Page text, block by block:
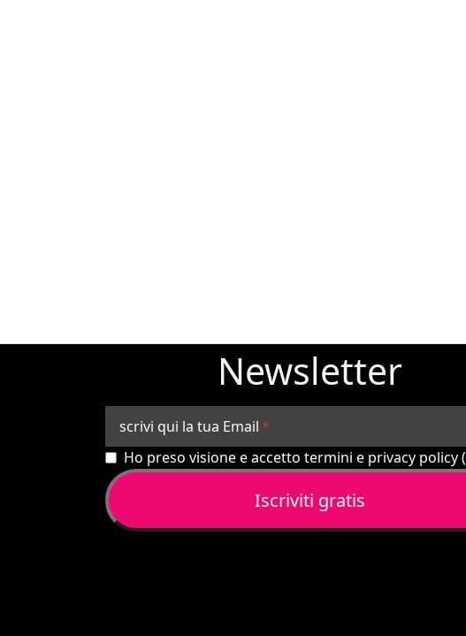
Newsletter
scrivi qui la tua Email
Ho preso visione e accetto termini e privacy policy (